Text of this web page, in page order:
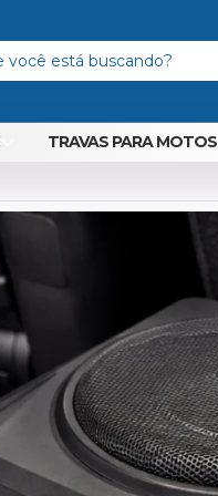
TRAVAS PARA MOTOS